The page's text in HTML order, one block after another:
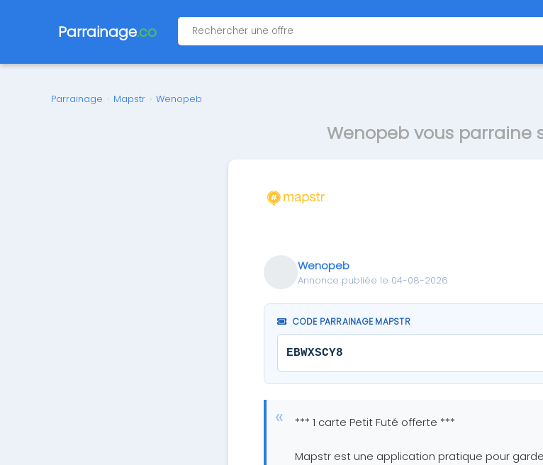
Parrainage.co
Parrainage › Mapstr › Wenopeb
Wenopeb vous parraine
Wenopeb
Annonce publiée le 04-08-2026
CODE PARRAINAGE MAPSTR
EBWXSCY8
*** 1 carte Petit Futé offerte ***
Mapstr est une application pratique pour